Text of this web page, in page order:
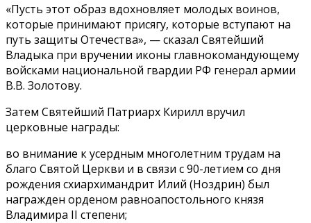
«Пусть этот образ вдохновляет молодых воинов,
которые принимают присягу, которые вступают на
путь защиты Отечества», — сказал Святейший
Владыка при вручении иконы главнокомандующему
войсками национальной гвардии РФ генерал армии
В.В. Золотову.
Затем Святейший Патриарх Кирилл вручил
церковные награды:
во внимание к усердным многолетним трудам на
благо Святой Церкви и в связи с 90-летием со дня
рождения схиархимандрит Илий (Ноздрин) был
награжден орденом равноапостольного князя
Владимира II степени;